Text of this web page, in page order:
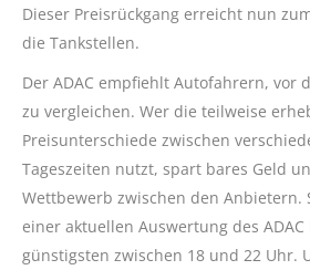
Dieser Preisrückgang erreicht nun
die Tankstellen.
Der ADAC empfiehlt Autofahrern, vor
zu vergleichen. Wer die teilweise
Preisunterschiede zwischen
Tageszeiten nutzt, spart bares Geld
Wettbewerb zwischen den Anbietern.
einer aktuellen Auswertung des
günstigsten zwischen 18 und 22 Uhr.